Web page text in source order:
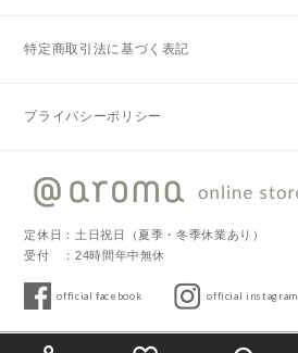
特定商取引法に基づく表記
プライバシーポリシー
定休日：土日祝日（夏季・冬季休業あり）
受付 ：24時間年中無休
official facebook official instagram